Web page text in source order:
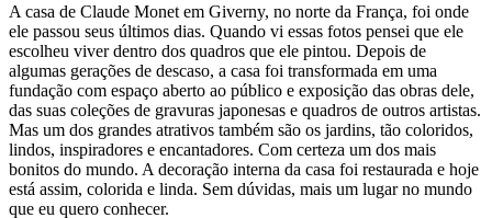
A casa de Claude Monet em Giverny, no norte da França, foi onde
ele passou seus últimos dias. Quando vi essas fotos pensei que ele
escolheu viver dentro dos quadros que ele pintou. Depois de
algumas gerações de descaso, a casa foi transformada em uma
fundação com espaço aberto ao público e exposição das obras dele,
das suas coleções de gravuras japonesas e quadros de outros artistas.
Mas um dos grandes atrativos também são os jardins, tão coloridos,
lindos, inspiradores e encantadores. Com certeza um dos mais
bonitos do mundo. A decoração interna da casa foi restaurada e hoje
está assim, colorida e linda. Sem dúvidas, mais um lugar no mundo
que eu quero conhecer.